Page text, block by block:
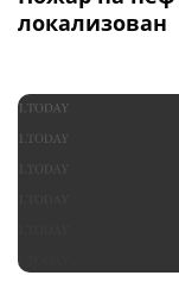
локализован